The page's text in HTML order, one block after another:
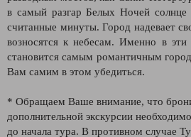
в самый разгар Белых Ночей солнце
считанные минуты. Город надевает
возносятся к небесам. Именно в
становится самым романтичным
Вам самим в этом убедиться.
* Обращаем Ваше внимание, что
дополнительной экскурсии
до начала тура. В противном случае